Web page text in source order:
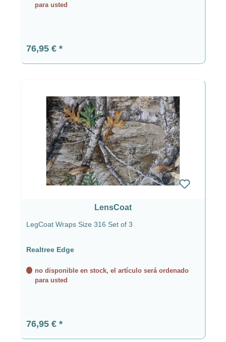
para usted
Precio normal:
76,95 €
LensCoat
LegCoat Wraps Size 316 Set of 3
Realtree Edge
no disponible en stock, el artículo será ordenado
para usted
Precio normal:
76,95 €